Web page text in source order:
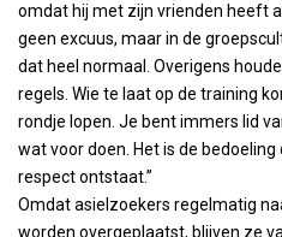
omdat hij met zijn vrienden heeft
geen excuus, maar in de
dat heel normaal. Overigens
regels. Wie te laat op de training
rondje lopen. Je bent immers lid
wat voor doen. Het is de
respect ontstaat.”
Omdat asielzoekers regelmatig
worden overgeplaatst, blijven ze